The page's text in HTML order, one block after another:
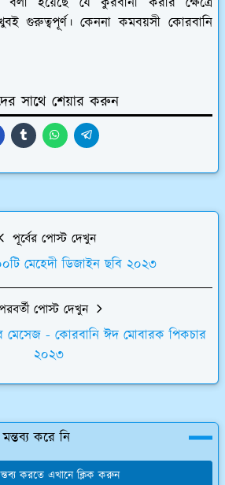
গুরুত্বপূর্ণ। কেননা কমবয়সী কোরবানি
সাথে শেয়ার করুন
পূর্বের পোস্ট দেখুন
মেহেদী ডিজাইন ছবি ২০২৩
পোস্ট দেখুন
মেসেজ - কোরবানি ঈদ মোবারক পিকচার
২০২৩
করে নি
করতে এখানে ক্লিক করুন